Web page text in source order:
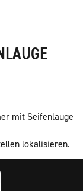
mit Seifenlauge
lokalisieren.